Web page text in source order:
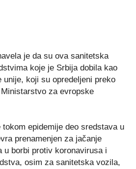
je da su ova sanitetska
koje je Srbija dobila kao
unije, koji su opredeljeni preko
za evropske
epidemije deo sredstava u
prenamenjen za jačanje
u borbi protiv koronavirusa i
osim za sanitetska vozila,